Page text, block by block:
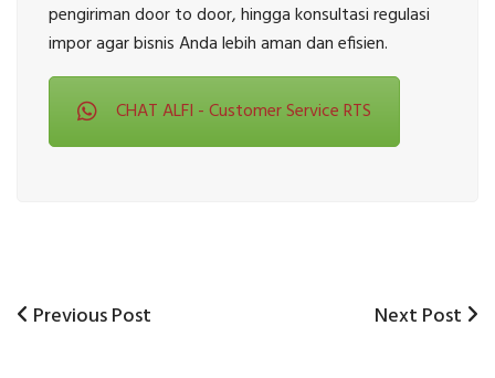
pengiriman door to door, hingga konsultasi regulasi
impor agar bisnis Anda lebih aman dan efisien.
CHAT ALFI - Customer Service RTS
Post
Previous
Previous Post
Next
Next Post